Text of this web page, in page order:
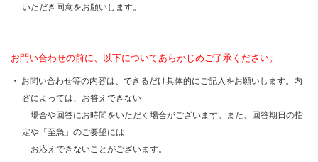
いただき同意をお願いします。
お問い合わせの前に、以下についてあらかじめご了承ください。
お問い合わせ等の内容は、できるだけ具体的にご記入をお願いします。内
容によっては、お答えできない
場合や回答にお時間をいただく場合がございます。また、回答期日の指
定や「至急」のご要望には
お応えできないことがございます。